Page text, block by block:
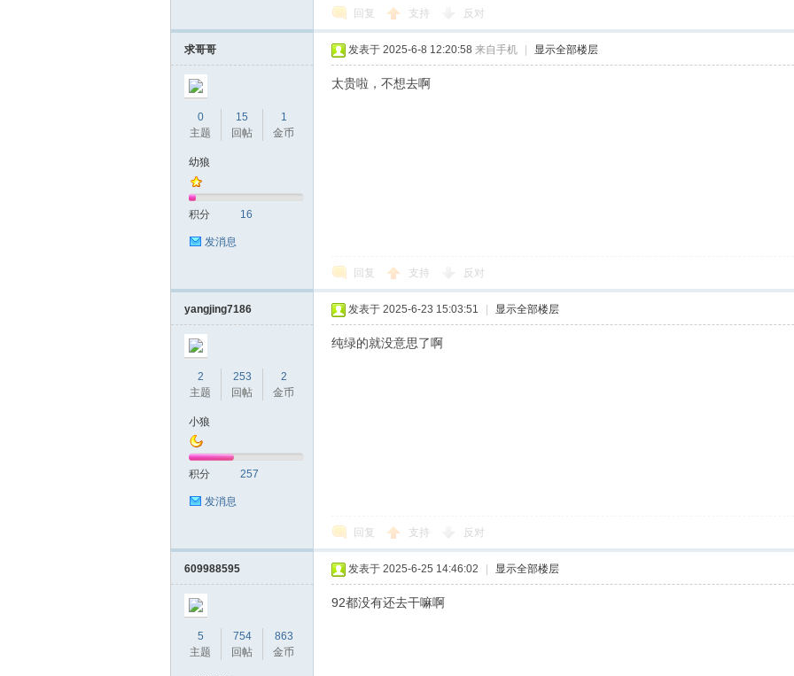
回复 支持 反对
求哥哥
0
主题
15
回帖
1
金币
幼狼
积分 16
发消息
发表于 2025-6-8 12:20:58 来自手机 显示全部楼层
太贵啦，不想去啊
回复 支持 反对
yangjing7186
2
主题
253
回帖
2
金币
小狼
积分 257
发消息
发表于 2025-6-23 15:03:51 显示全部楼层
纯绿的就没意思了啊
回复 支持 反对
609988595
5
主题
754
回帖
863
金币
发表于 2025-6-25 14:46:02 显示全部楼层
92都没有还去干嘛啊